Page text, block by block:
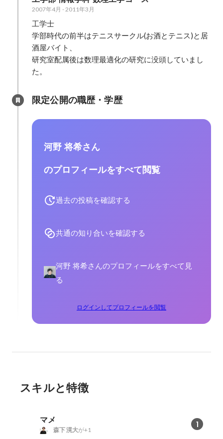
2007年4月 -2011年3月
工学士
学部時代の前半はテニスサークル(お酒とテニス)と居
酒屋バイト、
研究室配属後は数理最適化の研究に没頭していまし
た。
限定公開の職歴・学歴
河野 将希さん
のプロフィールをすべて閲覧
過去の投稿を確認する
共通の知り合いを確認する
河野 将希さんのプロフィールをすべて見
る
ログインしてプロフィールを閲覧
スキルと特徴
マメ 1
森下 滉大が+1